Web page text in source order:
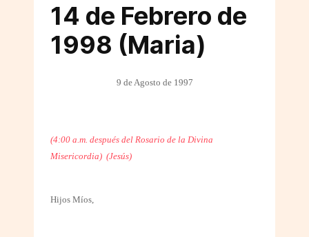
14 de Febrero de
1998 (Maria)
9 de Agosto de 1997
(4:00 a.m. después del Rosario de la Divina
Misericordia) (Jesús)
Hijos Míos,